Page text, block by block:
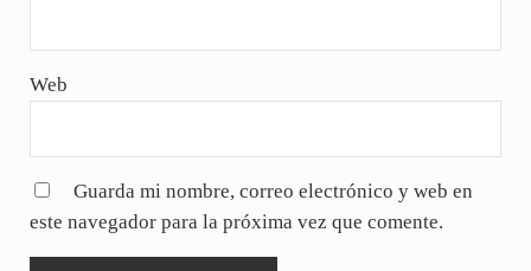
Web
Guarda mi nombre, correo electrónico y web en
este navegador para la próxima vez que comente.